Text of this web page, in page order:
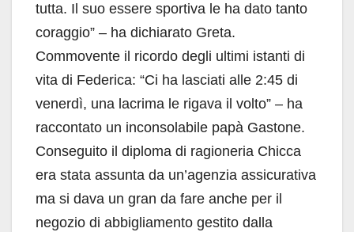
tutta. Il suo essere sportiva le ha dato tanto
coraggio” – ha dichiarato Greta.
Commovente il ricordo degli ultimi istanti di
vita di Federica: “Ci ha lasciati alle 2:45 di
venerdì, una lacrima le rigava il volto” – ha
raccontato un inconsolabile papà Gastone.
Conseguito il diploma di ragioneria Chicca
era stata assunta da un’agenzia assicurativa
ma si dava un gran da fare anche per il
negozio di abbigliamento gestito dalla